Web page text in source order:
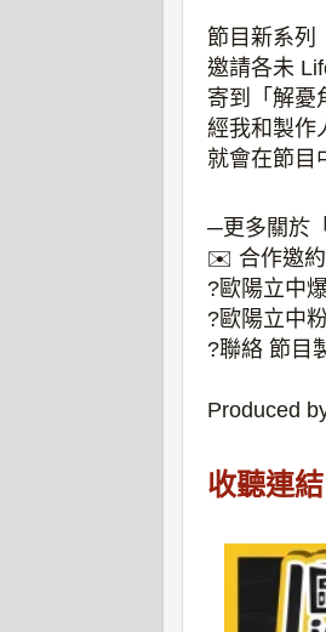
節目新系列
邀請各未
寄到「解憂
經我和製作
就會在節目
─更多關於
✉️ 合作邀約
?歐陽立中
?歐陽立中
?聯絡 節目
Produced
收聽連結